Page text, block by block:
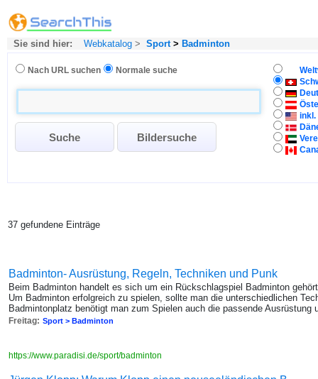
Sie sind hier: Webkatalog > Sport> Badminton
Nach URL suchen Normale suche
inkl.
37 gefundene Einträge
Badminton- Ausrüstung, Regeln, Techniken und Punk
Beim Badminton handelt es sich um ein Rückschlagspiel Badminton
Um Badminton erfolgreich zu spielen, sollte man die unterschiedlichen
Badmintonplatz benötigt man zum Spielen auch die passende Ausrüstung
Freitag: Sport > Badminton
https://www.paradisi.de/sport/badminton